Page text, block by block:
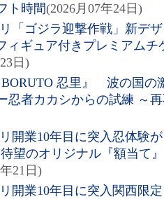
ト時間(2026月07年24日)
「ゴジラ迎撃作戦」新デ
ィギュア付きプレミアム
日)
BORUTO 忍里』 波の国の
忍者カカシからの試練 ～
開業10年目に突入忍体験
望のオリジナル『額当て
21日)
開業10年目に突入関西限